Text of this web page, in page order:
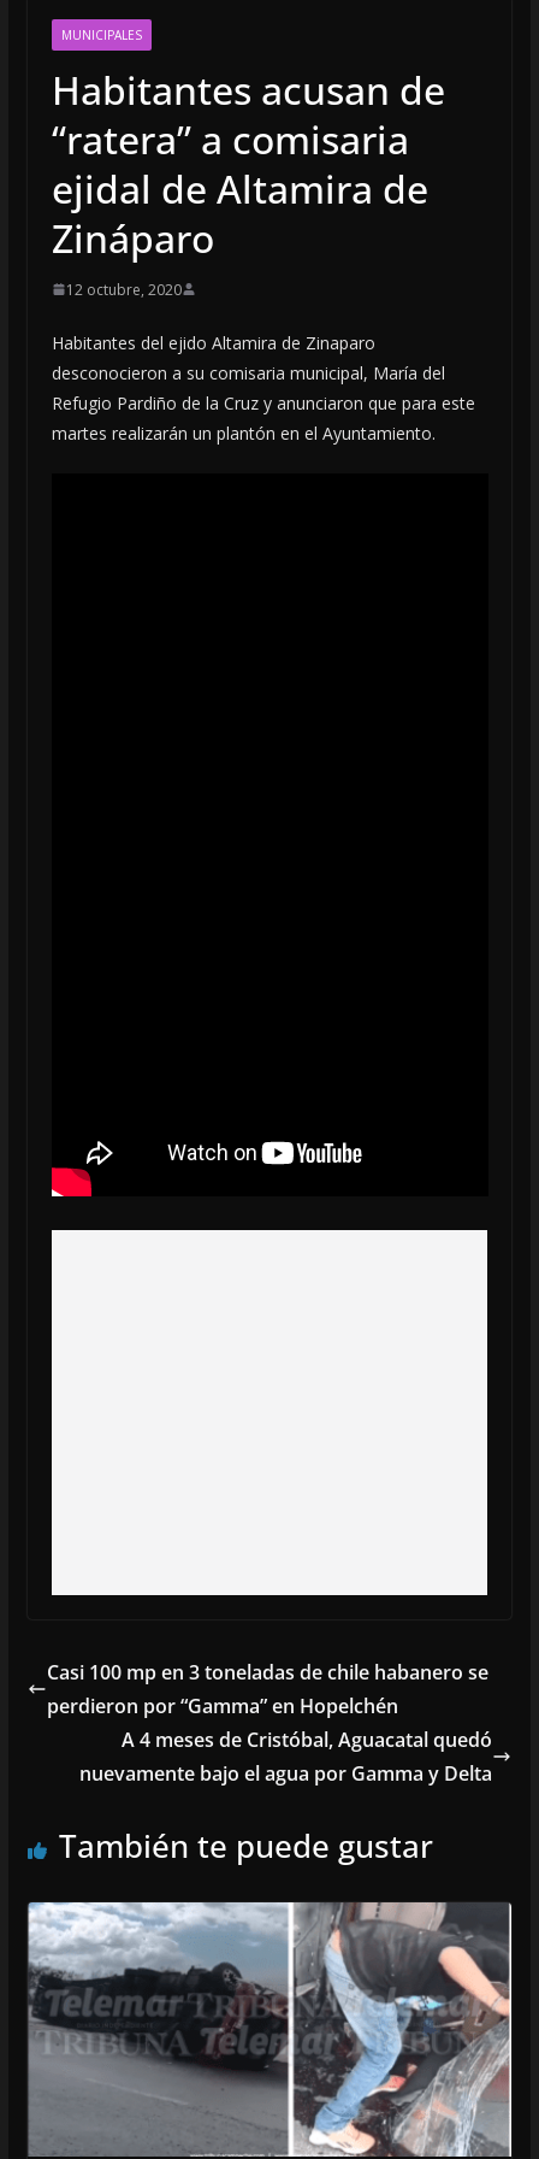
MUNICIPALES
Habitantes acusan de
“ratera” a comisaria
ejidal de Altamira de
Zináparo
12 octubre, 2020
Habitantes del ejido Altamira de Zinaparo
desconocieron a su comisaria municipal, María del
Refugio Pardiño de la Cruz y anunciaron que para este
martes realizarán un plantón en el Ayuntamiento.
Casi 100 mp en 3 toneladas de chile habanero se
perdieron por “Gamma” en Hopelchén
A 4 meses de Cristóbal, Aguacatal quedó
nuevamente bajo el agua por Gamma y Delta
También te puede gustar